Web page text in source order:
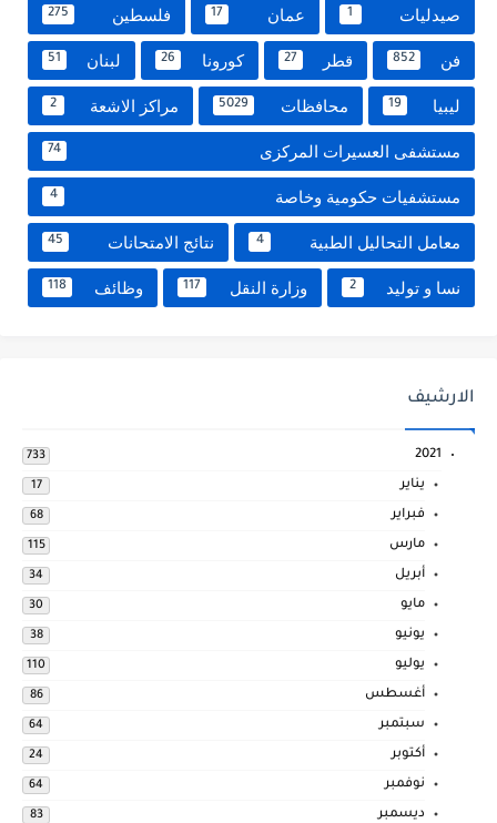
صيدليات 1 عمان 17 فلسطين 275
فن 852 قطر 27 كورونا 26 لبنان 51
ليبيا 19 محافظات 5029 مراكز الاشعة 2
مستشفى العسيرات المركزى 74
مستشفيات حكومية وخاصة 4
معامل التحاليل الطبية 4 نتائج الامتحانات 45
نسا و توليد 2 وزارة النقل 117 وظائف 118
الارشيف
2021
733
يناير 17
فبراير 68
مارس 115
أبريل 34
مايو 30
يونيو 38
يوليو 110
أغسطس 86
سبتمبر 64
أكتوبر 24
نوفمبر 64
ديسمبر 83